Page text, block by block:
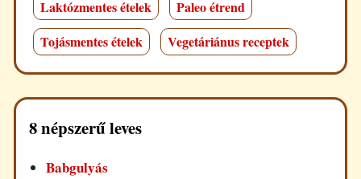
Laktózmentes ételek
Paleo étrend
Tojásmentes ételek
Vegetáriánus receptek
8 népszerű leves
Babgulyás